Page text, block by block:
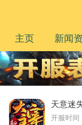
主页 新闻
天意迷
开服时间